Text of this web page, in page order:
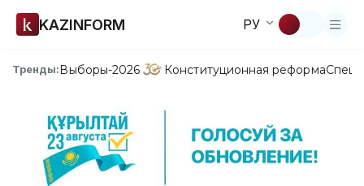
KAZINFORM РУ
Тренды:Выборы-2026 Конституционная реформа